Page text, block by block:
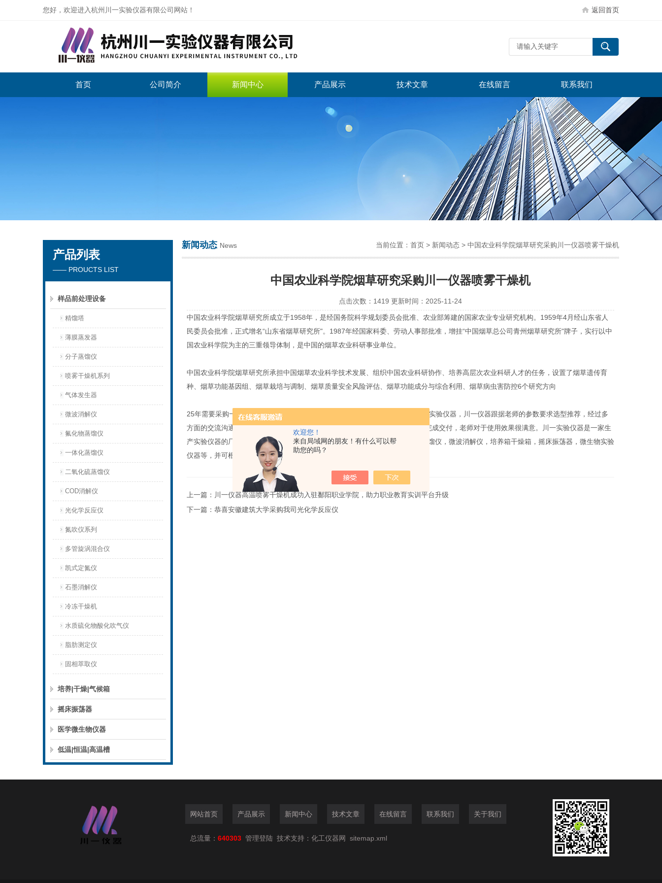
欢迎您！
来自局域网的朋友！有什么可以帮
助您的吗？
您好，欢迎进入杭州川一实验仪器有限公司网站！ 返回首页
杭州川一实验仪器有限公司
首页 公司简介 新闻中心 产品展示 技术文章 在线留言 联系我们
产品列表
—— PROUCTS LIST
样品前处理设备
精馏塔
薄膜蒸发器
分子蒸馏仪
喷雾干燥机系列
气体发生器
微波消解仪
氟化物蒸馏仪
一体化蒸馏仪
二氧化硫蒸馏仪
COD消解仪
光化学反应仪
氮吹仪系列
多管旋涡混合仪
凯式定氮仪
石墨消解仪
冷冻干燥机
水质硫化物酸化吹气仪
脂肪测定仪
固相萃取仪
培养|干燥|气候箱
摇床振荡器
医学微生物仪器
低温|恒温|高温槽
新闻动态 News 当前位置： 首页 > 新闻动态 > 中国农业科学院烟草研究采购川一仪器喷雾干燥机
中国农业科学院烟草研究采购川一仪器喷雾干燥机
点击次数：1419 更新时间：2025-11-24
中国农业科学院烟草研究所成立于1958年，是经国务院科学规划委员会批准、农业部筹建的国家农业专业研究机构。1959年4月经山东省人
民委员会批准，正式增名“山东省烟草研究所"。1987年经国家科委、劳动人事部批准，增挂“中国烟草总公司青州烟草研究所"牌子，实行以中
国农业科学院为主的三重领导体制，是中国的烟草农业科研事业单位。
中国农业科学院烟草研究所承担中国烟草农业科学技术发展、组织中国农业科研协作、培养高层次农业科研人才的任务，设置了烟草遗传育
种、烟草功能基因组、烟草栽培与调制、烟草质量安全风险评估、烟草功能成分与综合利用、烟草病虫害防控6个研究方向
25年需要采购一台低温喷雾干燥机机，多方比较，委托经销商代采，联系到川一实验仪器，川一仪器跟据老师的参数要求选型推荐，经过多
方面的交流沟通，确定采购川一仪器的低温真空喷雾干燥机CY-6000Y，目前已完成交付，老师对于使用效果很满意。川一实验仪器是一家生
产实验仪器的厂家，主要以样品前处理，氮吹仪，喷雾干燥机，蒸馏仪，分子蒸馏仪，微波消解仪，培养箱干燥箱，摇床振荡器，微生物实验
仪器等，并可根据客户的要求进行非标定制。
上一篇： 川一仪器高温喷雾干燥机成功入驻鄱阳职业学院，助力职业教育实训平台升级
下一篇： 恭喜安徽建筑大学采购我司光化学反应仪
网站首页 产品展示 新闻中心 技术文章 在线留言 联系我们 关于我们
总流量： 640303 管理登陆 技术支持： 化工仪器网 sitemap.xml